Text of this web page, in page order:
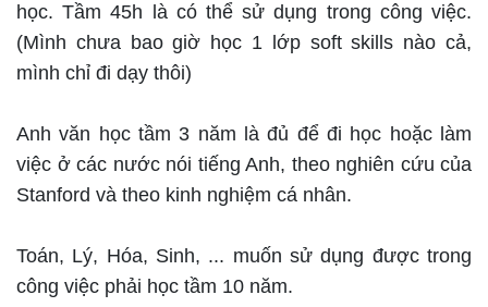
học. Tầm 45h là có thể sử dụng trong công việc.
(Mình chưa bao giờ học 1 lớp soft skills nào cả,
mình chỉ đi dạy thôi)
Anh văn học tầm 3 năm là đủ để đi học hoặc làm
việc ở các nước nói tiếng Anh, theo nghiên cứu của
Stanford và theo kinh nghiệm cá nhân.
Toán, Lý, Hóa, Sinh, ... muốn sử dụng được trong
công việc phải học tầm 10 năm.